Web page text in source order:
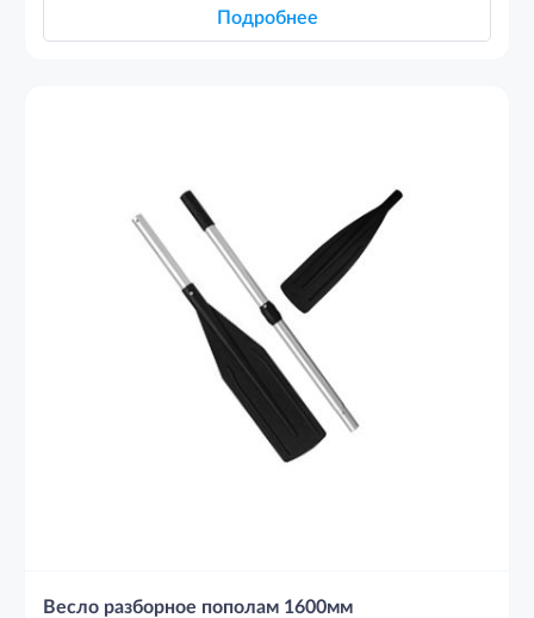
Подробнее
Весло разборное пополам 1600мм